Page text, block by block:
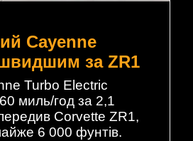
Cayenne
за ZR1
Turbo Electric
миль/год за 2,1
Corvette ZR1,
6 000 фунтів.